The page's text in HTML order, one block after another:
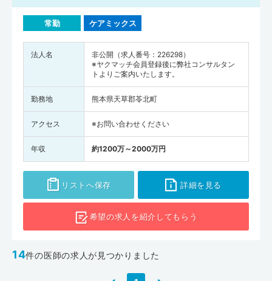
常勤 ケアミックス
法人名
非公開（求人番号：226298）
※ヤクマッチ会員登録後に弊社コンサルタン
トよりご案内いたします。
勤務地 熊本県天草郡苓北町
アクセス ※お問い合わせください
年収 約1200万～2000万円
リストへ保存 詳細を見る
希望の求人を紹介してもらう
14件の医師の求人が見つかりました